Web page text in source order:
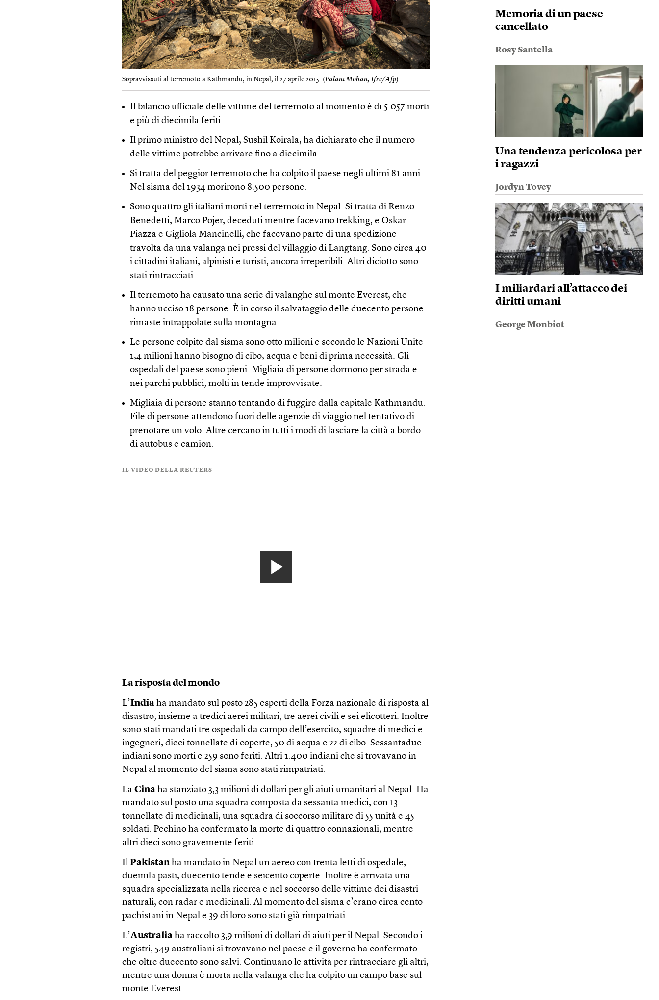
Sopravvissuti al terremoto a Kathmandu, in Nepal, il 27 aprile 2015. (Palani Mohan, Ifrc/Afp)
Il bilancio ufficiale delle vittime del terremoto al momento è di 5.057 morti
e più di diecimila feriti.
Il primo ministro del Nepal, Sushil Koirala, ha dichiarato che il numero
delle vittime potrebbe arrivare fino a diecimila.
Si tratta del peggior terremoto che ha colpito il paese negli ultimi 81 anni.
Nel sisma del 1934 morirono 8.500 persone.
Sono quattro gli italiani morti nel terremoto in Nepal. Si tratta di Renzo
Benedetti, Marco Pojer, deceduti mentre facevano trekking, e Oskar
Piazza e Gigliola Mancinelli, che facevano parte di una spedizione
travolta da una valanga nei pressi del villaggio di Langtang. Sono circa 40
i cittadini italiani, alpinisti e turisti, ancora irreperibili. Altri diciotto sono
stati rintracciati.
Il terremoto ha causato una serie di valanghe sul monte Everest, che
hanno ucciso 18 persone. È in corso il salvataggio delle duecento persone
rimaste intrappolate sulla montagna.
Le persone colpite dal sisma sono otto milioni e secondo le Nazioni Unite
1,4 milioni hanno bisogno di cibo, acqua e beni di prima necessità. Gli
ospedali del paese sono pieni. Migliaia di persone dormono per strada e
nei parchi pubblici, molti in tende improvvisate.
Migliaia di persone stanno tentando di fuggire dalla capitale Kathmandu.
File di persone attendono fuori delle agenzie di viaggio nel tentativo di
prenotare un volo. Altre cercano in tutti i modi di lasciare la città a bordo
di autobus e camion.
IL VIDEO DELLA REUTERS
La risposta del mondo
L’India ha mandato sul posto 285 esperti della Forza nazionale di risposta al
disastro, insieme a tredici aerei militari, tre aerei civili e sei elicotteri. Inoltre
sono stati mandati tre ospedali da campo dell’esercito, squadre di medici e
ingegneri, dieci tonnellate di coperte, 50 di acqua e 22 di cibo. Sessantadue
indiani sono morti e 259 sono feriti. Altri 1.400 indiani che si trovavano in
Nepal al momento del sisma sono stati rimpatriati.
LaCina ha stanziato 3,3 milioni di dollari per gli aiuti umanitari al Nepal. Ha
mandato sul posto una squadra composta da sessanta medici, con 13
tonnellate di medicinali, una squadra di soccorso militare di 55 unità e 45
soldati. Pechino ha confermato la morte di quattro connazionali, mentre
altri dieci sono gravemente feriti.
IlPakistanha mandato in Nepal un aereo con trenta letti di ospedale,
duemila pasti, duecento tende e seicento coperte. Inoltre è arrivata una
squadra specializzata nella ricerca e nel soccorso delle vittime dei disastri
naturali, con radar e medicinali. Al momento del sisma c’erano circa cento
pachistani in Nepal e 39 di loro sono stati già rimpatriati.
L’Australia ha raccolto 3,9 milioni di dollari di aiuti per il Nepal. Secondo i
registri, 549 australiani si trovavano nel paese e il governo ha confermato
che oltre duecento sono salvi. Continuano le attività per rintracciare gli altri,
mentre una donna è morta nella valanga che ha colpito un campo base sul
monte Everest.
Memoria di un paese
cancellato
Rosy Santella
Una tendenza pericolosa per
i ragazzi
Jordyn Tovey
I miliardari all’attacco dei
diritti umani
George Monbiot